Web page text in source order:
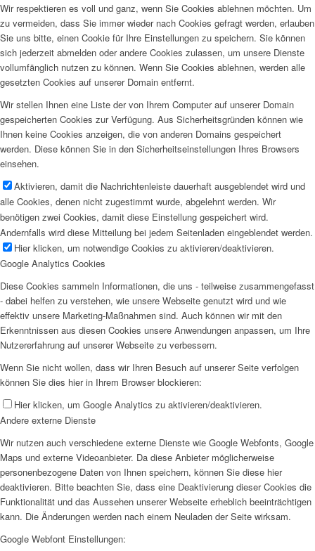
Wir respektieren es voll und ganz, wenn Sie Cookies ablehnen möchten. Um
zu vermeiden, dass Sie immer wieder nach Cookies gefragt werden, erlauben
Sie uns bitte, einen Cookie für Ihre Einstellungen zu speichern. Sie können
sich jederzeit abmelden oder andere Cookies zulassen, um unsere Dienste
vollumfänglich nutzen zu können. Wenn Sie Cookies ablehnen, werden alle
gesetzten Cookies auf unserer Domain entfernt.
Wir stellen Ihnen eine Liste der von Ihrem Computer auf unserer Domain
gespeicherten Cookies zur Verfügung. Aus Sicherheitsgründen können wie
Ihnen keine Cookies anzeigen, die von anderen Domains gespeichert
werden. Diese können Sie in den Sicherheitseinstellungen Ihres Browsers
einsehen.
Aktivieren, damit die Nachrichtenleiste dauerhaft ausgeblendet wird und
alle Cookies, denen nicht zugestimmt wurde, abgelehnt werden. Wir
benötigen zwei Cookies, damit diese Einstellung gespeichert wird.
Andernfalls wird diese Mitteilung bei jedem Seitenladen eingeblendet werden.
Hier klicken, um notwendige Cookies zu aktivieren/deaktivieren.
Google Analytics Cookies
Diese Cookies sammeln Informationen, die uns - teilweise zusammengefasst
- dabei helfen zu verstehen, wie unsere Webseite genutzt wird und wie
effektiv unsere Marketing-Maßnahmen sind. Auch können wir mit den
Erkenntnissen aus diesen Cookies unsere Anwendungen anpassen, um Ihre
Nutzererfahrung auf unserer Webseite zu verbessern.
Wenn Sie nicht wollen, dass wir Ihren Besuch auf unserer Seite verfolgen
können Sie dies hier in Ihrem Browser blockieren:
Hier klicken, um Google Analytics zu aktivieren/deaktivieren.
Andere externe Dienste
Wir nutzen auch verschiedene externe Dienste wie Google Webfonts, Google
Maps und externe Videoanbieter. Da diese Anbieter möglicherweise
personenbezogene Daten von Ihnen speichern, können Sie diese hier
deaktivieren. Bitte beachten Sie, dass eine Deaktivierung dieser Cookies die
Funktionalität und das Aussehen unserer Webseite erheblich beeinträchtigen
kann. Die Änderungen werden nach einem Neuladen der Seite wirksam.
Google Webfont Einstellungen: